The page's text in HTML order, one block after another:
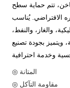
تتم حماية سطح
الافتراضي. يُناسب
والغاز، والنفط،
ويتميز بجودة تصنيع
◎ المتانة
◎ مقاومة التآكل